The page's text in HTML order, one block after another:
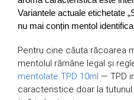
Variantele actuale etichetate
nu mai conțin mentol
Pentru cine căuta răcoarea
mentolul rămâne legal și
mentolate TPD 10ml — TPD
caracteristice doar la